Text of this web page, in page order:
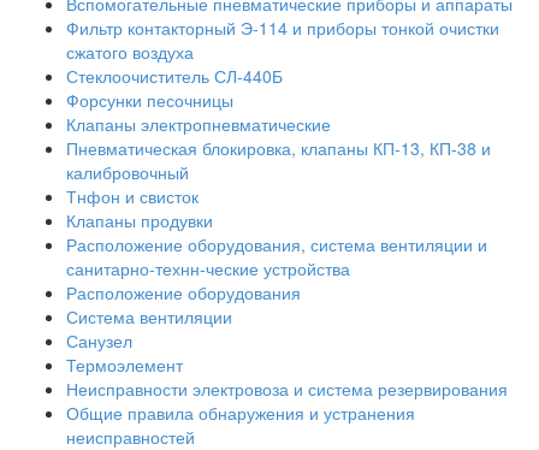
Фильтр контакторный Э-114 и приборы тонкой очистки
сжатого воздуха
Стеклоочиститель СЛ-440Б
Форсунки песочницы
Клапаны электропневматические
Пневматическая блокировка, клапаны КП-13, КП-38 и
калибровочный
Тнфон и свисток
Клапаны продувки
Расположение оборудования, система вентиляции и
санитарно-технн-ческие устройства
Расположение оборудования
Система вентиляции
Санузел
Термоэлемент
Неисправности электровоза и система резервирования
Общие правила обнаружения и устранения
неисправностей